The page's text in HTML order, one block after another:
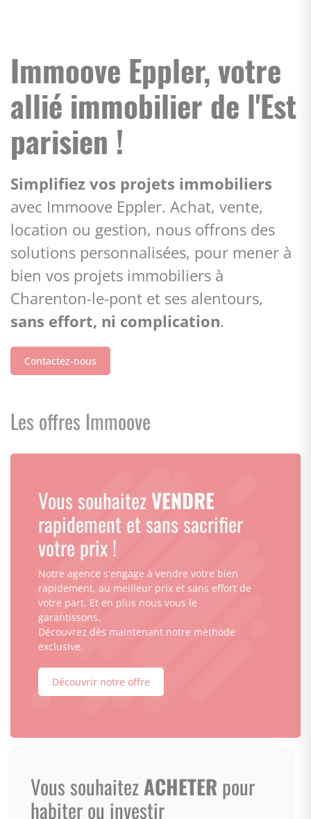
Immoove Eppler, votre
allié immobilier de l'Est
parisien !
Simplifiez vos projets immobiliers
avec Immoove Eppler. Achat, vente,
location ou gestion, nous offrons des
solutions personnalisées, pour mener à
bien vos projets immobiliers à
Charenton-le-pont et ses alentours,
sans effort, ni complication.
Contactez-nous
Les offres Immoove
Vous souhaitezVENDRE
rapidement et sans sacrifier
votre prix !
Notre agence s'engage à vendre votre bien
rapidement, au meilleur prix et sans effort de
votre part. Et en plus nous vous le
garantissons.
Découvrez dès maintenant notre méthode
exclusive.
Découvrir notre offre
Vous souhaitezACHETER pour
habiter ou investir